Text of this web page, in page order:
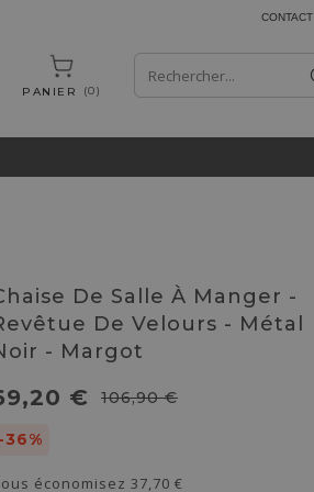
CONTACT
PANIER 0
De Salle À Manger -
De Velours - Métal
- Margot
€ 106,90 €
-36%
économisez 37,70 €